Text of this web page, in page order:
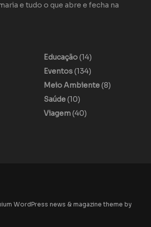
e tudo o que abre e fecha na
Educação(14)
Eventos(134)
Meio Ambiente(8)
Saúde(10)
Viagem(40)
WordPress news & magazine theme by